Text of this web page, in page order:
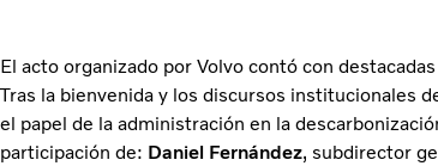
El acto organizado por Volvo contó con
Tras la bienvenida y los discursos institucionales
el papel de la administración en la
participación de: Daniel Fernández, subdirector